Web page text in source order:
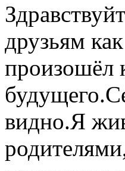
друзьям
произошёл
видно.Я